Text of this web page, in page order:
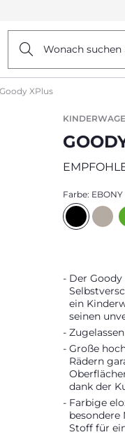
Wonach suchen
Goody XPlus
Farbe: EBONY
Der
ein
seinen
Große
Rädern
dank der
Farbige
besondere
Stoff für